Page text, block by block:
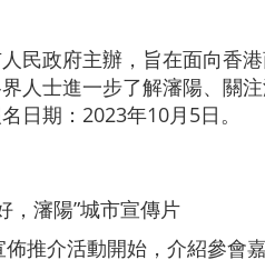
民政府主辦，旨在面向香
人士進一步了解瀋陽、關
日期：2023年10月5日。
，瀋陽”城市宣傳片
佈推介活動開始，介紹參會